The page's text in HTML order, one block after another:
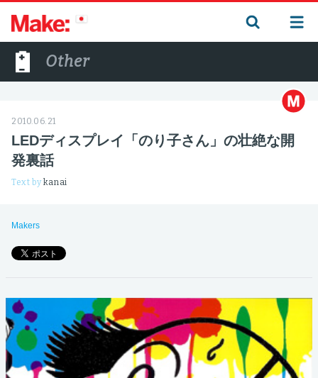
Other
2010.06.21
LEDディスプレイ「のり子さん」の壮絶な開
発裏話
Text bykanai
Makers